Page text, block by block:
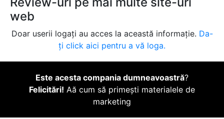
web
Doar userii logați au acces la această informație. Da-
ți click aici pentru a vă loga.
Este acesta compania dumneavoastră?
Felicitări! Aă cum să primești materialele de
marketing